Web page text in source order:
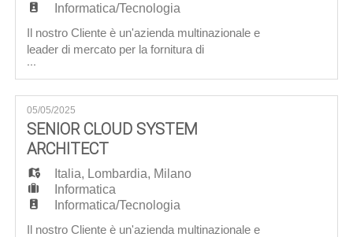
Informatica/Tecnologia
Il nostro Cliente è un'azienda multinazionale e
leader di mercato per la fornitura di
servizi/prodotti IT e Cloud e per loro siamo alla
ricerca di: Corporate Communication Manager
Obiettivo la Risorsa sarà inserita all'interno del
dipartimento di Marketing e a riporto diretto del
Direttore, avrà la responsabilità di sviluppare e
coordinare
05/05/2025
SENIOR CLOUD SYSTEM
ARCHITECT
Italia, Lombardia, Milano
Informatica
Informatica/Tecnologia
Il nostro Cliente è un'azienda multinazionale e